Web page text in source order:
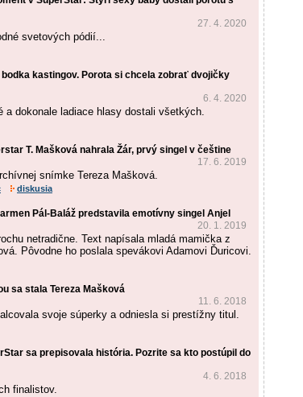
27. 4. 2020
svetových pódií...
kastingov. Porota si chcela zobrať dvojičky
6. 4. 2020
a dokonale ladiace hlasy dostali všetkých.
T. Mašková nahrala Žár, prvý singel v češtine
17. 6. 2019
snímke Tereza Mašková.
diskusia
Pál-Baláž predstavila emotívny singel Anjel
20. 1. 2019
netradične. Text napísala mladá mamička z
Pôvodne ho poslala spevákovi Adamovi Ďuricovi.
sa stala Tereza Mašková
11. 6. 2018
svoje súperky a odniesla si prestížny titul.
sa prepisovala história. Pozrite sa kto postúpil do
4. 6. 2018
finalistov.